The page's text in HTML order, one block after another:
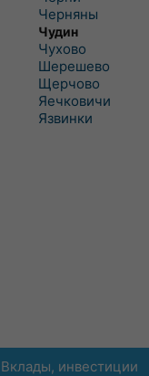
Черняны
Чудин
Чухово
Шерешево
Щерчово
Яечковичи
Язвинки
Вклады, инвестиции